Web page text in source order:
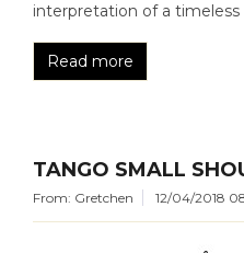
interpretation of a timeless
Read more
TANGO SMALL
From: Gretchen 12/04/2018